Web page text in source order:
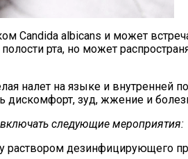
Candida albicans и может
рта, но может
налет на языке и внутренней
зуд, жжение и
следующие мероприятия:
раствором дезинфицирующего